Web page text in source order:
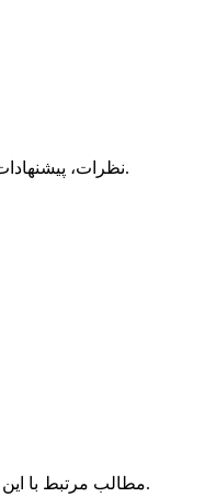
نظرات، پیشنهادات و انتقادات خود را با ما در میان بگذارید.
مطالب مرتبط با این موضوع را در این قسمت مطالعه نمایید.